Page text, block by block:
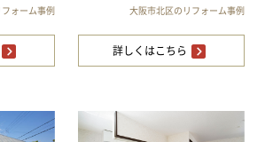
ォーム事例 大阪市北区のリフォーム事例
詳しくはこちら